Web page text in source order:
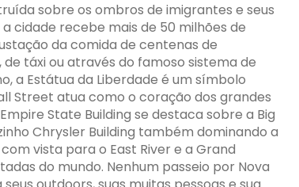
sobre os ombros de imigrantes e seus
cidade recebe mais de 50 milhões de
da comida de centenas de
táxi ou através do famoso sistema de
a Estátua da Liberdade é um símbolo
Street atua como o coração dos grandes
State Building se destaca sobre a Big
Chrysler Building também dominando a
vista para o East River e a Grand
do mundo. Nenhum passeio por Nova